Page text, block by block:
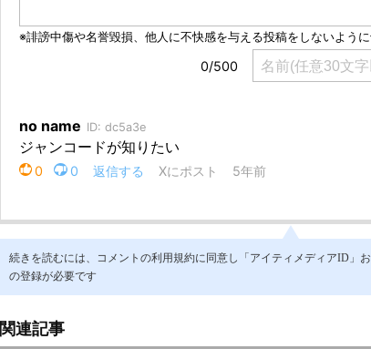
続きを読むには、コメントの利用規約に同意し「アイティメディアID」お
の登録が必要です
関連記事